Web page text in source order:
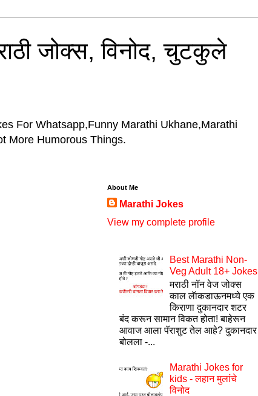
जोक्स, विनोद, चुटकुले
For Whatsapp,Funny Marathi Ukhane,Marathi
More Humorous Things.
About Me
Marathi Jokes
View my complete profile
Best Marathi Non-
Veg Adult 18+ Jokes
मराठी नॉन वेज जोक्स
काल लॅाकडाऊनमध्ये एक
किराणा दुकानदार शटर
बंद करून सामान विकत होता! बाहेरून
आवाज आला पॅराशुट तेल आहे? दुकानदार
बोलला -...
Marathi Jokes for
kids - लहान मुलांचे
विनोद